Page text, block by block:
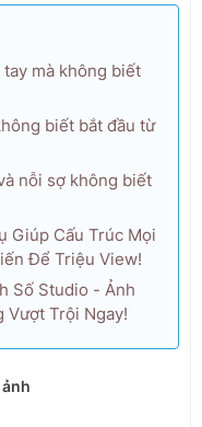
tay mà không biết
biết bắt đầu từ
nỗi sợ không biết
Giúp Cấu Trúc Mọi
Để Triệu View!
Số Studio - Ảnh
Vượt Trội Ngay!